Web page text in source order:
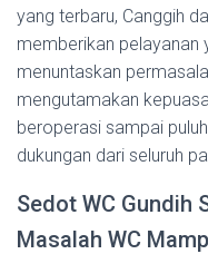
yang terbaru, Canggih
memberikan pelayanan
menuntaskan
mengutamakan
beroperasi sampai
dukungan dari seluruh
Sedot WC Gundih
Masalah WC